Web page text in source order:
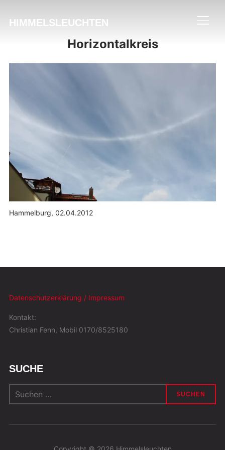
HIMMELSLEUCHTEN
Horizontalkreis
Hammelburg, 02.04.2012
Datenschutzerklärung / Impressum
Kontakt:
Christian Fenn, Mobil 0170/8525180
SUCHE
Suchen
nach: